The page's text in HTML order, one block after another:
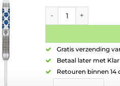
Gratis verzending
Betaal later met
Retouren binnen 14